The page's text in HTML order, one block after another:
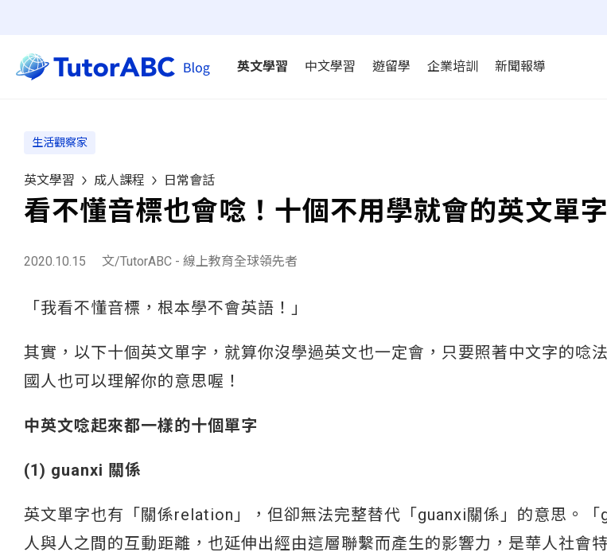
英文學習 中文學習 遊留學 企業培訓 新聞報導
生活觀察家
英文學習 成人課程 日常會話
看不懂音標也會唸！十個不用學就會的英文單字
2020.10.15 文/TutorABC - 線上教育全球領先者
「我看不懂音標，根本學不會英語！」
其實，以下十個英文單字，就算你沒學過英文也一定會，只要照著中文字的唸
國人也可以理解你的意思喔！
中英文唸起來都一樣的十個單字
(1) guanxi 關係
英文單字也有「關係relation」，但卻無法完整替代「guanxi關係」的意思。「
人與人之間的互動距離，也延伸出經由這層聯繫而產生的影響力，是華人社會